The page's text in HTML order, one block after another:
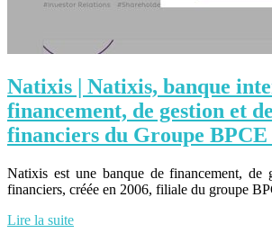
Natixis | Natixis, banque
financement, de gestion et
financiers du Groupe
Natixis est une banque de financement, de
financiers, créée en 2006, filiale du groupe
Lire la suite